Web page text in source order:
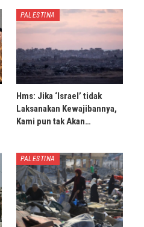
PALESTINA
Hms: Jika ‘Israel’ tidak
Laksanakan Kewajibannya,
Kami pun tak Akan…
PALESTINA